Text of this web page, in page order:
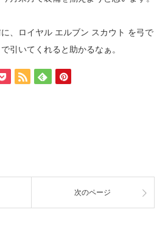
、ロイヤル エルブン スカウト を弓で
引いてくれると助かるなぁ。
次のページ